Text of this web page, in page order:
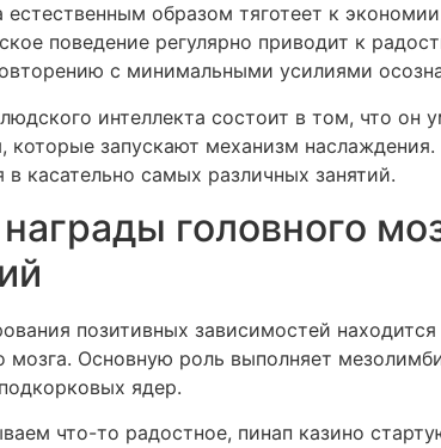
образом тяготеет к
поведение регулярно приводит к
с минимальными усилиями
интеллекта состоит в том, что
запускают механизм
касательно самых различных занятий.
головного
позитивных зависимостей
мозга. Основную роль выполняет
ядер.
что-то радостное, пинап казино